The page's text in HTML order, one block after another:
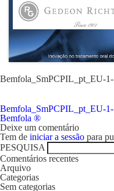
HOME
GEDEON RICHTER
GEDEON RICHTER
ÁREAS TERAPÊUTICAS
MEDIA
Bemfola_SmPCPIL_pt_EU-
Bemfola_SmPCPIL_pt_EU-
Navegação
de
artigos
Bemfola ®
Deixe um comentário
Tem de iniciar a sessão para
PESQUISA
Comentários recentes
Arquivo
Categorias
Sem categorias